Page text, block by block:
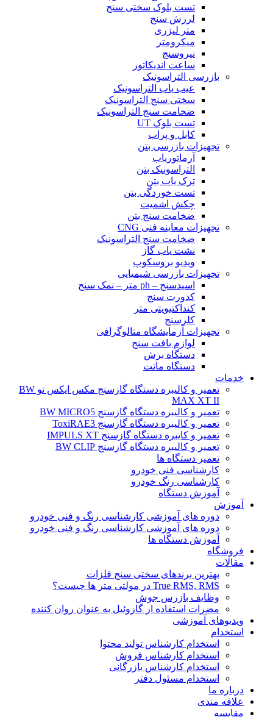
تست بلوک سختی سنج
لرزش سنج
متر لیزری
میکرومتر
نیروسنج
ساعت اندیکاتور
بازرسی التراسونیک
عیب یاب التراسونیک
سختی سنج التراسونیک
ضخامت سنج التراسونیک
تست بلوک UT
کابل و پراب
تجهیزات بازرسی بتن
آرماتوریاب
التراسونیک بتن
ترک یاب بتن
تست خوردگی بتن
چکش اشمیت
ضخامت سنج بتن
تجهیزات معاینه فنی CNG
ضخامت سنج التراسونیک
نشت یاب گاز
ویدیو بروسکوپ
تجهیزات بازرسی شیمیایی
اسیدسنج – ph متر – نمک سنج
کدورت سنج
کنداکتیویتی متر
کلرسنج
تجهیزات آزمایشگاه متالوگرافی
لوازم بافت سنج
دستگاه برش
دستگاه مانت
خدمات
تعمیر و کالیبره دستگاه گازسنج مکس ایکس تو BW
MAX XT II
تعمیر و کالیبره دستگاه گازسنج BW MICRO5
تعمیر و کالیبره دستگاه گازسنج ToxiRAE3
تعمیر و کایبره دستگاه گازسنج IMPULS XT
تعمیر و کالیبره دستگاه گازسنج BW CLIP
تعمیر دستگاه ها
کارشناسی فنی خودرو
کارشناسی رنگ خودرو
آموزش دستگاه
آموزش
دوره های آموزشی کارشناسی رنگ و فنی خودرو
دوره های آموزشی کارشناسی رنگ و فنی خودرو
آموزش دستگاه ها
فروشگاه
مقالات
بهترین برندهای سختی سنج فلزات
True RMS, RMS در مولتی متر ها چیست؟
وظایف بازرس جوش
مضرات استفاده از گازوئیل به عنوان روان کننده
ویدیوهای آموزشی
استخدام
استخدام کارشناس تولید محتوا
استخدام کارشناس فروش
استخدام کارشناس بازرگانی
استخدام مسئول دفتر
درباره ما
علاقه مندی
مقایسه